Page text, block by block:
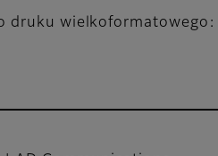
druku wielkoformatowego: